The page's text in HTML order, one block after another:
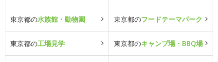
東京都の水族館・動物園 東京都のフードテーマパーク
東京都の工場見学 東京都のキャンプ場・BBQ場